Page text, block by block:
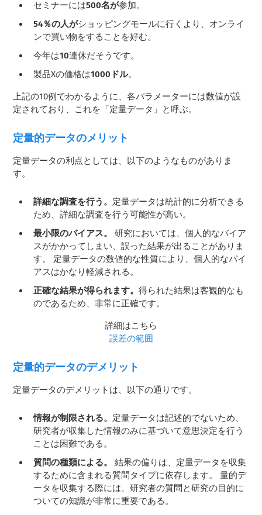
セミナーには500名が参加。
54％の人がショッピングモールに行くより、オンライ
ンで買い物をすることを好む。
今年は10連休だそうです。
製品Xの価格は1000ドル。
上記の10例でわかるように、各パラメーターには数値が設
定されており、これを「定量データ」と呼ぶ。
定量的データのメリット
定量データの利点としては、以下のようなものがありま
す。
詳細な調査を行う。 定量データは統計的に分析できる
ため、詳細な調査を行う可能性が高い。
最小限のバイアス。
研究においては、個人的なバイア
スがかかってしまい、誤った結果が出ることがありま
す。 定量データの数値的な性質により、個人的なバイ
アスはかなり軽減される。
正確な結果が得られます。得られた結果は客観的なも
のであるため、非常に正確です。
詳細はこちら
誤差の範囲
定量的データのデメリット
定量データのデメリットは、以下の通りです。
情報が制限される。 定量データは記述的でないため、
研究者が収集した情報のみに基づいて意思決定を行う
ことは困難である。
質問の種類による。結果の偏りは、定量データを収集
するために含まれる質問タイプに依存します。 量的デ
ータを収集する際には、研究者の質問と研究の目的に
ついての知識が非常に重要である。